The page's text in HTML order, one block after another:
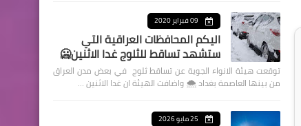
09 فبراير 2020
اليكم المحافظات العراقية التي
ستشهد تساقط للثلوج غدا الاثنين🥶
توقعت هيئة الانواء الجوية عن تساقط ثلوج في بعض مدن العراق
من بينها العاصمة بغداد ⁦🌨️⁩ واضافت الهيئة ان غدا الاثنين …
25 مايو 2026